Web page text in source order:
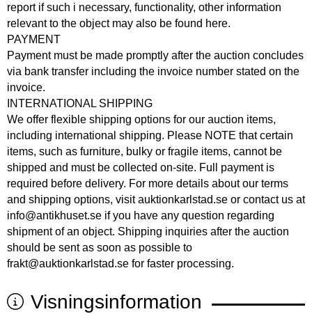
report if such i necessary, functionality, other information
relevant to the object may also be found here.
PAYMENT
Payment must be made promptly after the auction concludes
via bank transfer including the invoice number stated on the
invoice.
INTERNATIONAL SHIPPING
We offer flexible shipping options for our auction items,
including international shipping. Please NOTE that certain
items, such as furniture, bulky or fragile items, cannot be
shipped and must be collected on-site. Full payment is
required before delivery. For more details about our terms
and shipping options, visit auktionkarlstad.se or contact us at
info@antikhuset.se if you have any question regarding
shipment of an object. Shipping inquiries after the auction
should be sent as soon as possible to
frakt@auktionkarlstad.se for faster processing.
Visningsinformation